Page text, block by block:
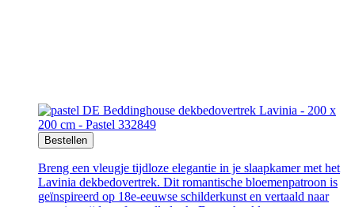
Bestellen
Breng een vleugje tijdloze elegantie in je slaapkamer met het
Lavinia dekbedovertrek. Dit romantische bloemenpatroon is
geïnspireerd op 18e-eeuwse schilderkunst en vertaald naar